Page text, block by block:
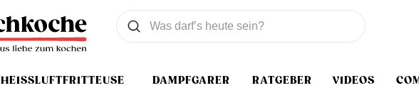
HEISSLUFTFRITTEUSE DAMPFGARER RATGEBER VIDEOS
Was wollen Sie suchen
Suchen